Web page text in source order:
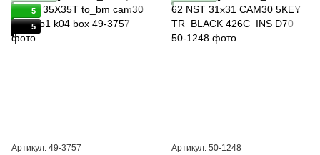
5
5
Артикул: 49-3757 Артикул: 50-1248